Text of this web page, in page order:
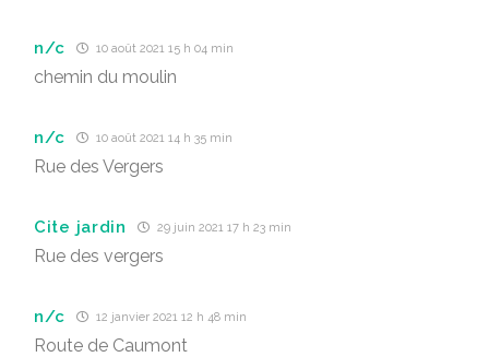
n/c 10 août 2021 15 h 04 min
chemin du moulin
n/c 10 août 2021 14 h 35 min
Rue des Vergers
Cite jardin 29 juin 2021 17 h 23 min
Rue des vergers
n/c 12 janvier 2021 12 h 48 min
Route de Caumont